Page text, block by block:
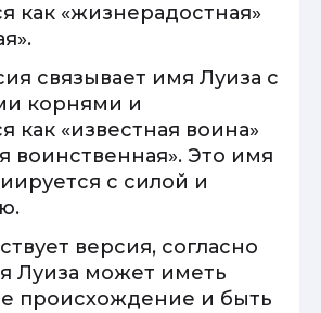
как «жизнерадостная»
связывает имя Луиза с
корнями и
как «известная воина»
воинственная». Это имя
с силой и
версия, согласно
Луиза может иметь
происхождение и быть